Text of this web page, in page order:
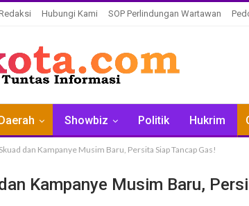
Hubungi Kami SOP Perlindungan Wartawan
Showbiz Politik Hukrim
dan Kampanye Musim Baru, Persita Siap Tancap Gas!
Kampanye Musim Baru,